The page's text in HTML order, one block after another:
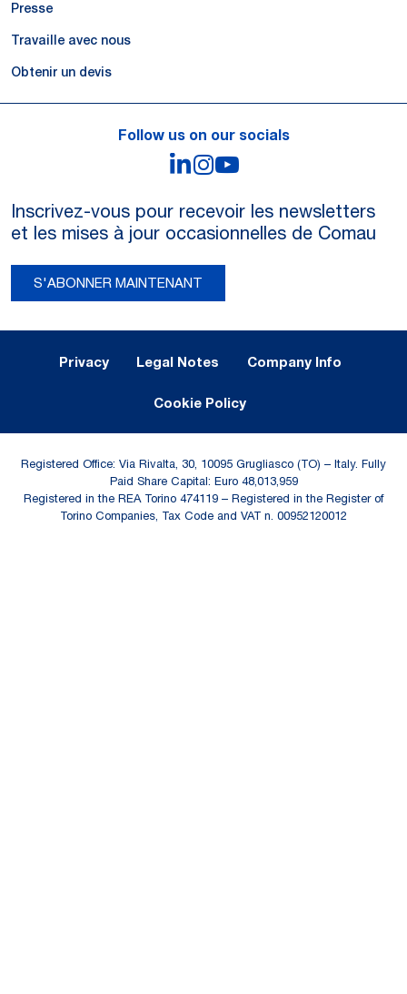
Presse
Travaille avec nous
Obtenir un devis
Follow us on our socials
LinkedIn
Instagram
Inscrivez-vous pour recevoir les newsletters
et les mises à jour occasionnelles de Comau
S'ABONNER MAINTENANT
Privacy Legal Notes Company Info
Cookie Policy
Registered Office: Via Rivalta, 30, 10095 Grugliasco (TO) – Italy. Fully
Paid Share Capital: Euro 48,013,959
Registered in the REA Torino 474119 – Registered in the Register of
Torino Companies, Tax Code and VAT n. 00952120012